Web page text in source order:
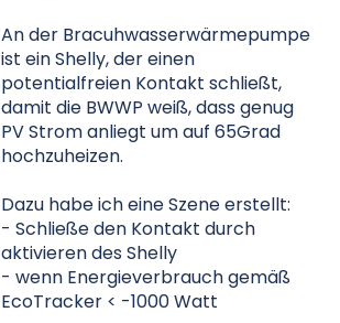
An der Bracuhwasserwärmepumpe
ist ein Shelly, der einen
potentialfreien Kontakt schließt,
damit die BWWP weiß, dass genug
PV Strom anliegt um auf 65Grad
hochzuheizen.
Dazu habe ich eine Szene erstellt:
- Schließe den Kontakt durch
aktivieren des Shelly
- wenn Energieverbrauch gemäß
EcoTracker < -1000 Watt